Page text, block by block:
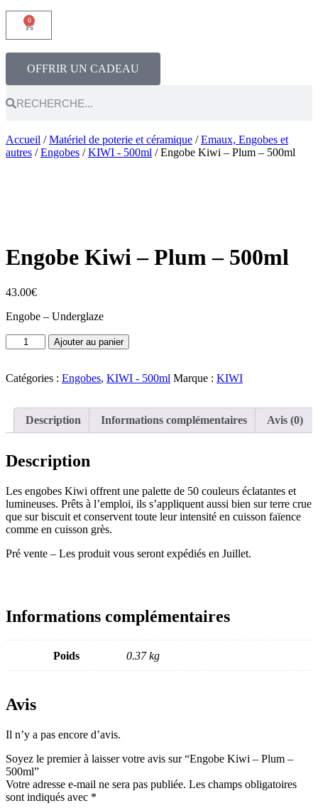
0
OFFRIR UN CADEAU
Accueil /Matériel de poterie et céramique /Emaux, Engobes et
autres /Engobes /KIWI - 500ml / Engobe Kiwi – Plum – 500ml
Engobe Kiwi – Plum – 500ml
43.00€
Engobe – Underglaze
Ajouter au panier
Catégories : Engobes, KIWI - 500ml Marque : KIWI
Description Informations complémentaires Avis (0)
Description
Les engobes Kiwi offrent une palette de 50 couleurs éclatantes et
lumineuses. Prêts à l’emploi, ils s’appliquent aussi bien sur terre crue
que sur biscuit et conservent toute leur intensité en cuisson faïence
comme en cuisson grès.
Pré vente – Les produit vous seront expédiés en Juillet.
Informations complémentaires
Poids 0.37 kg
Avis
Il n’y a pas encore d’avis.
Soyez le premier à laisser votre avis sur “Engobe Kiwi – Plum –
500ml”
Votre adresse e-mail ne sera pas publiée. Les champs obligatoires
sont indiqués avec *